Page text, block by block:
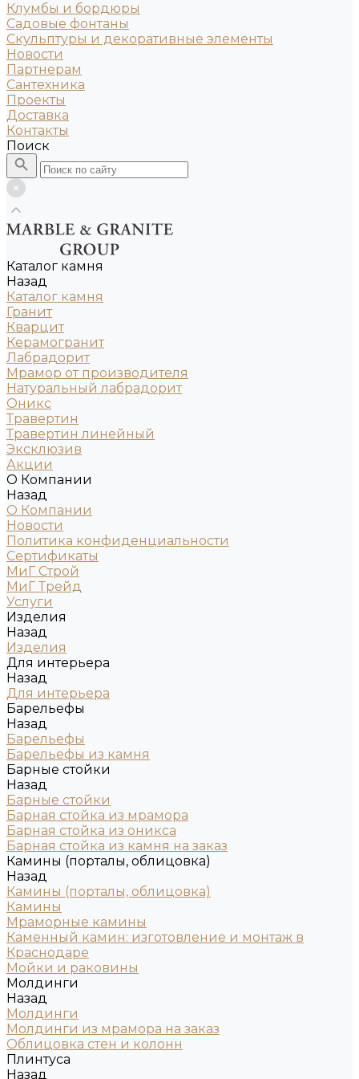
Клумбы и бордюры
Садовые фонтаны
Скульптуры и декоративные элементы
Новости
Партнерам
Сантехника
Проекты
Доставка
Контакты
Поиск
Каталог камня
Назад
Каталог камня
Гранит
Кварцит
Керамогранит
Лабрадорит
Мрамор от производителя
Натуральный лабрадорит
Оникс
Травертин
Травертин линейный
Эксклюзив
Акции
О Компании
Назад
О Компании
Новости
Политика конфиденциальности
Сертификаты
МиГ Строй
МиГ Трейд
Услуги
Изделия
Назад
Изделия
Для интерьера
Назад
Для интерьера
Барельефы
Назад
Барельефы
Барельефы из камня
Барные стойки
Назад
Барные стойки
Барная стойка из мрамора
Барная стойка из оникса
Барная стойка из камня на заказ
Камины (порталы, облицовка)
Назад
Камины (порталы, облицовка)
Камины
Мраморные камины
Каменный камин: изготовление и монтаж в
Краснодаре
Мойки и раковины
Молдинги
Назад
Молдинги
Молдинги из мрамора на заказ
Облицовка стен и колонн
Плинтуса
Назад